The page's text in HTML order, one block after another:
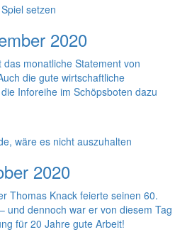
setzen
2020
monatliche Statement von
die gute wirtschaftliche
Inforeihe im Schöpsboten dazu
wäre es nicht auszuhalten
2020
Thomas Knack feierte seinen 60.
und dennoch war er von diesem Tag
für 20 Jahre gute Arbeit!